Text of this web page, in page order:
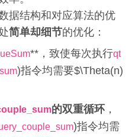
据结构和对应算法的优
简单却细节的优化：
**，致使每次执行qt
)指令均需要$\Theta(n)
的双重循环，
)指令均需